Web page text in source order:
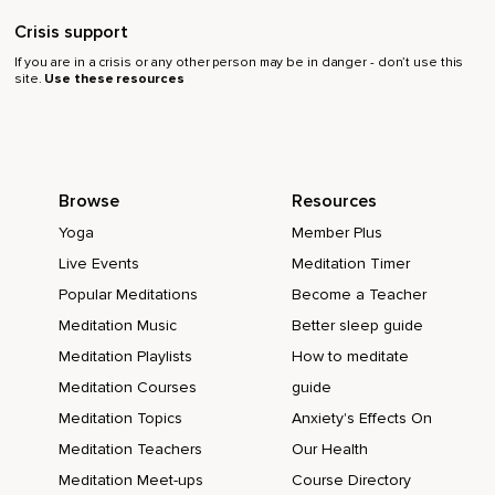
Ja,
Nils Behlig heiße ich,
am Lech.
Und ich glaube,
Wenn es einen Ort gibt,
Wo man das eigentlich nicht erwarten würde,
Was damit zu tun hat,
Irgendwie vorantreiben könnte,
Mittelstandsunternehmen,
Crisis support
If you are in a crisis or any other person may be in danger - don’t use this
site. Use these resources
Browse
Yoga
Live Events
Popular Meditations
Meditation Music
Meditation Playlists
Meditation Courses
Meditation Topics
Meditation Teachers
Meditation Meet-ups
Resources
Member Plus
Meditation Timer
Become a Teacher
Better sleep guide
How to meditate
guide
Anxiety's Effects On
Our Health
Course Directory